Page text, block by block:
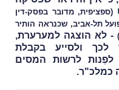
(ספציפית, מדובר בפסק-דין
תל-אביב, שכנראה הותיר
- לא הוצגה למערערת,
לכך ולסייע בקבלת
לפְנות לרשות המסים
כמלכ"ר.